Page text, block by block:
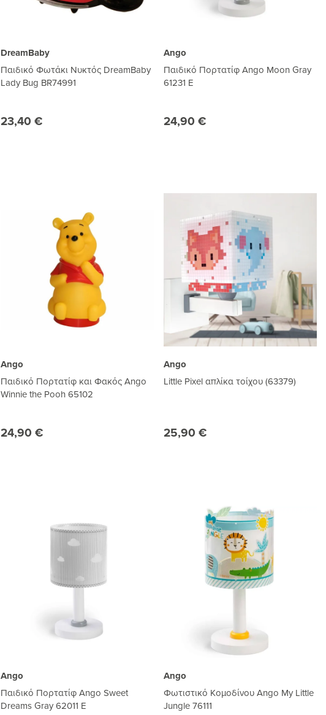
DreamBaby
Παιδικό Φωτάκι Νυκτός DreamBaby
Lady Bug BR74991
23,40 €
Ango
Παιδικό Πορτατίφ Ango Moon Gray
61231 E
24,90 €
Ango
Παιδικό Πορτατίφ και Φακός Ango
Winnie the Pooh 65102
24,90 €
Ango
Little Pixel απλίκα τοίχου (63379)
25,90 €
Ango
Παιδικό Πορτατίφ Ango Sweet
Dreams Gray 62011 E
Ango
Φωτιστικό Kομοδίνου Ango My Little
Jungle 76111